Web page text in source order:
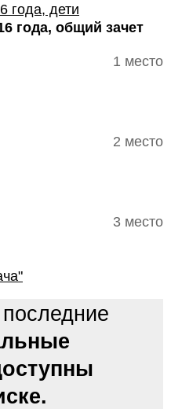
года, дети
года, общий зачет
1 место
2 место
3 место